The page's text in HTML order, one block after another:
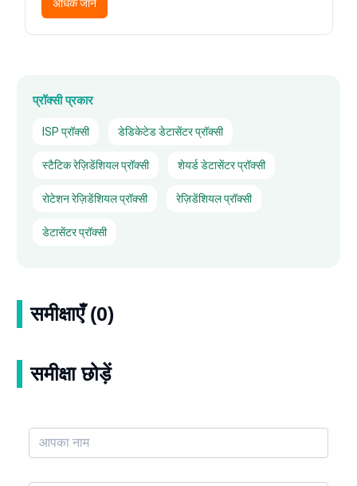
अधिक जानें
प्रॉक्सी प्रकार
ISP प्रॉक्सी डेडिकेटेड डेटासेंटर प्रॉक्सी
स्टैटिक रेज़िडेंशियल प्रॉक्सी शेयर्ड डेटासेंटर प्रॉक्सी
रोटेशन रेज़िडेंशियल प्रॉक्सी रेज़िडेंशियल प्रॉक्सी
डेटासेंटर प्रॉक्सी
समीक्षाएँ (0)
समीक्षा छोड़ें